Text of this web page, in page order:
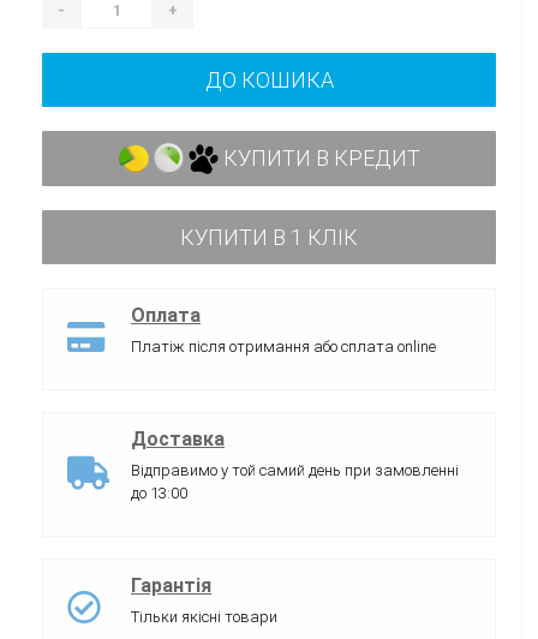
- +
ДО КОШИКА
КУПИТИ В КРЕДИТ
КУПИТИ В 1 КЛІК
Оплата
Платіж після отримання або сплата online
Доставка
Відправимо у той самий день при замовленні
до 13:00
Гарантія
Тільки якісні товари